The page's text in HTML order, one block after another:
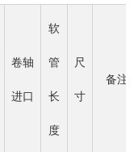
卷轴
进口
软
管
长
度
尺
寸
备注